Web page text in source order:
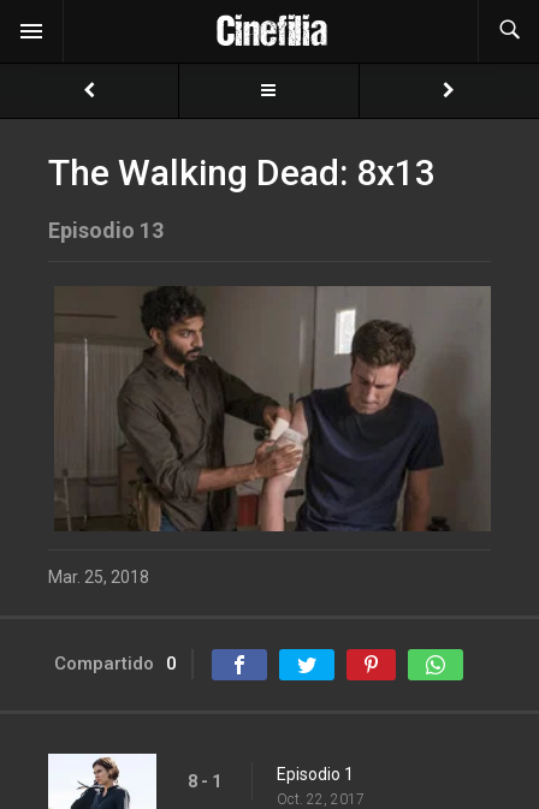
The Walking Dead: 8x13
Episodio 13
Mar. 25, 2018
Compartido 0
8 - 1 Episodio 1
Oct. 22, 2017